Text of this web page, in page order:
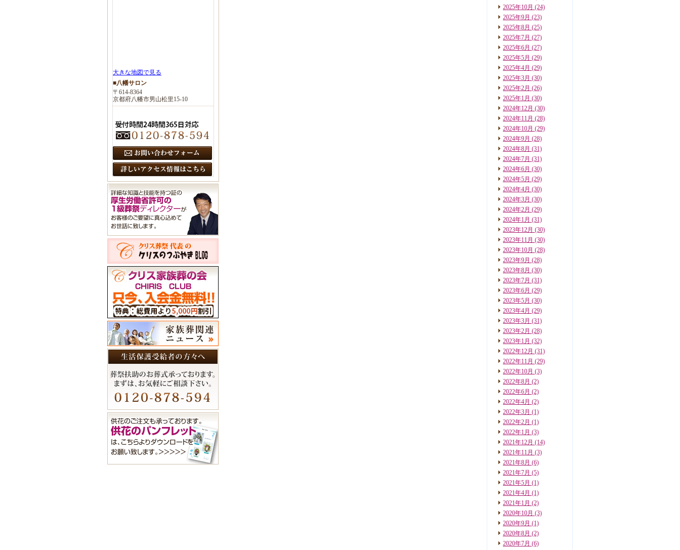
2025年10月 (24)
2025年9月 (23)
2025年8月 (25)
2025年7月 (27)
2025年6月 (27)
2025年5月 (29)
2025年4月 (29)
2025年3月 (30)
2025年2月 (26)
2025年1月 (30)
2024年12月 (30)
2024年11月 (28)
2024年10月 (29)
2024年9月 (28)
2024年8月 (31)
2024年7月 (31)
2024年6月 (30)
2024年5月 (29)
2024年4月 (30)
2024年3月 (30)
2024年2月 (29)
2024年1月 (31)
2023年12月 (30)
2023年11月 (30)
2023年10月 (28)
2023年9月 (28)
2023年8月 (30)
2023年7月 (31)
2023年6月 (29)
2023年5月 (30)
2023年4月 (29)
2023年3月 (31)
2023年2月 (28)
2023年1月 (32)
2022年12月 (31)
2022年11月 (29)
2022年10月 (3)
2022年8月 (2)
2022年6月 (2)
2022年4月 (2)
2022年3月 (1)
2022年2月 (1)
2022年1月 (3)
2021年12月 (14)
2021年11月 (3)
2021年8月 (6)
2021年7月 (5)
2021年5月 (1)
2021年4月 (1)
2021年1月 (2)
2020年10月 (3)
2020年9月 (1)
2020年8月 (2)
2020年7月 (6)
大きな地図で見る
■八幡サロン
〒614-8364
京都府八幡市男山松里15-10